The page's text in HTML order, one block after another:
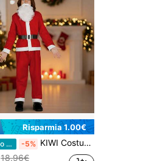
Risparmia 1.00€
Magazzino EU -5% KIWI Costume di Babbo Natale per Bambini, Costume di Natale Completo, Comodo e Festoso con Cappello, Barba, Cintura e Completo Rosso Tradizionale, Ideale per Feste di Natale e Celebrazioni
18.96€